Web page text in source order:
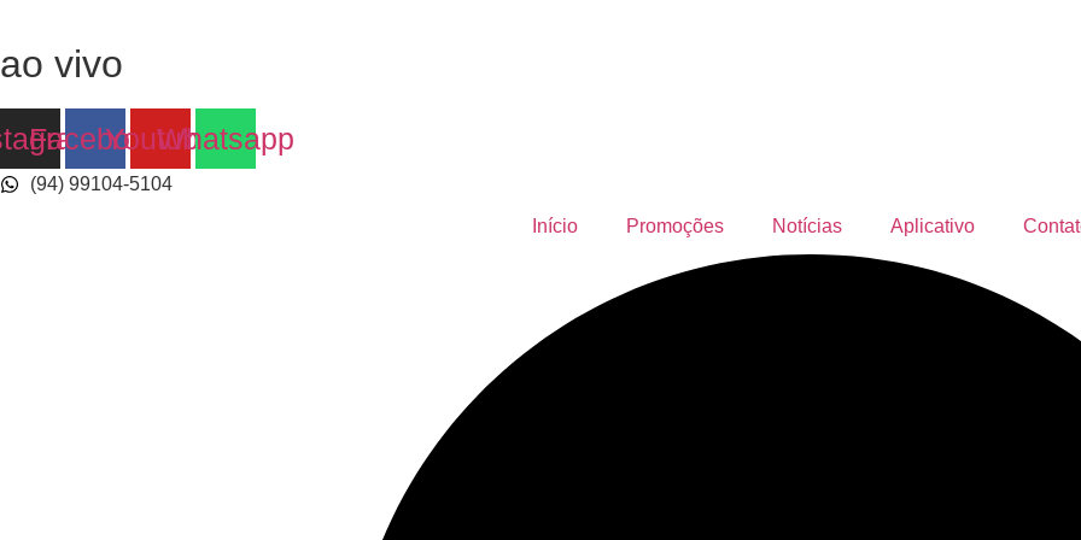
o
conteúdo
ao vivo
FacebookYoutube
Whatsapp
(94) 99104-5104
Início Promoções Notícias Aplicativo